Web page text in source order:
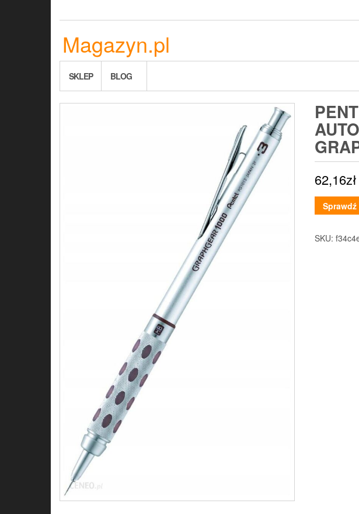
Magazyn.pl
SKLEP BLOG
62,16zł
Sprawdź
SKU: